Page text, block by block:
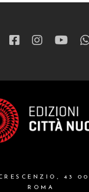
43
ROMA